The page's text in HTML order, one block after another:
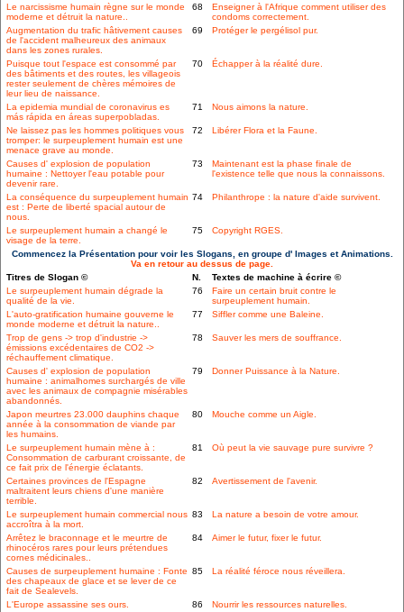
Le narcissisme humain règne sur le monde
moderne et détruit la nature..
68
Enseigner à l'Afrique comment utiliser des
condoms correctement.
Augmentation du trafic hâtivement causes
de l'accident malheureux des animaux
dans les zones rurales.
69 Protéger le pergélisol pur.
Puisque tout l'espace est consommé par
des bâtiments et des routes, les villageois
rester seulement de chères mémoires de
leur lieu de naissance.
70 Échapper à la réalité dure.
La epidemia mundial de coronavirus es
más rápida en áreas superpobladas.
71 Nous aimons la nature.
Ne laissez pas les hommes politiques vous
tromper: le surpeuplement humain est une
menace grave au monde.
72 Libérer Flora et la Faune.
Causes d' explosion de population
humaine : Nettoyer l'eau potable pour
devenir rare.
73
Maintenant est la phase finale de
l'existence telle que nous la connaissons.
La conséquence du surpeuplement humain
est : Perte de liberté spacial autour de
nous.
74 Philanthrope : la nature d'aide survivent.
Le surpeuplement humain a changé le
visage de la terre.
75 Copyright RGES.
Commencez la Présentation pour voir les Slogans, en groupe d' Images et Animations.
Va en retour au dessus de page.
Titres de Slogan ©
N.
Textes de machine à écrire ©
Le surpeuplement humain dégrade la
qualité de la vie.
76
Faire un certain bruit contre le
surpeuplement humain.
L'auto-gratification humaine gouverne le
monde moderne et détruit la nature..
77 Siffler comme une Baleine.
Trop de gens -> trop d'industrie ->
émissions excédentaires de CO2 ->
réchauffement climatique.
78 Sauver les mers de souffrance.
Causes d' explosion de population
humaine : animalhomes surchargés de ville
avec les animaux de compagnie misérables
abandonnés.
79 Donner Puissance à la Nature.
Japon meurtres 23.000 dauphins chaque
année à la consommation de viande par
les humains.
80 Mouche comme un Aigle.
Le surpeuplement humain mène à :
Consommation de carburant croissante, de
ce fait prix de l'énergie éclatants.
81 Où peut la vie sauvage pure survivre ?
Certaines provinces de l'Espagne
maltraitent leurs chiens d'une manière
terrible.
82 Avertissement de l'avenir.
Le surpeuplement humain commercial nous
accroîtra à la mort.
83 La nature a besoin de votre amour.
Arrêtez le braconnage et le meurtre de
rhinocéros rares pour leurs prétendues
cornes médicinales..
84 Aimer le futur, fixer le futur.
Causes de surpeuplement humaine : Fonte
des chapeaux de glace et se lever de ce
fait de Sealevels.
85 La réalité féroce nous réveillera.
L'Europe assassine ses ours. 86
Nourrir les ressources naturelles.